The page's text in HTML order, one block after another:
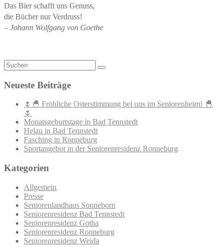
Das Bier schafft uns Genuss,
die Bücher nur Verdruss!
– Johann Wolfgang von Goethe
Neueste Beiträge
🌷🐣 Fröhliche Osterstimmung bei uns im Seniorenheim! 🐣
🌷
Monatsgeburtstage in Bad Tennstedt
Helau in Bad Tennstedt
Fasching in Ronneburg
Sportangebot in der Seniorenresidenz Ronneburg
Kategorien
Allgemein
Presse
Seniorenlandhaus Sonneborn
Seniorenresidenz Bad Tennstedt
Seniorenresidenz Gotha
Seniorenresidenz Ronneburg
Seniorenresidenz Weida